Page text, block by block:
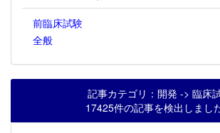
前臨床試験
全般
記事カテゴリ：開発 -> 臨床
17425件の記事を検出しました